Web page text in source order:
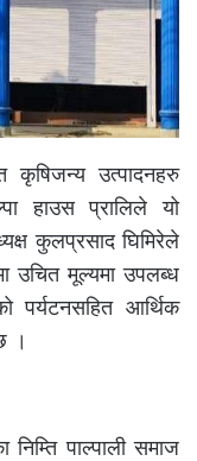
कृषिजन्य उत्पादनहरु
हाउस प्रालिले यो
कुलप्रसाद घिमिरेले
उचित मूल्यमा उपलब्ध
पर्यटनसहित आर्थिक
।
निम्ति पाल्पाली समाज